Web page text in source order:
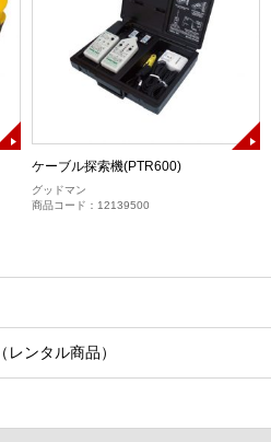
ケーブル探索機(PTR600)
グッドマン
商品コード：12139500
ンタル商品）